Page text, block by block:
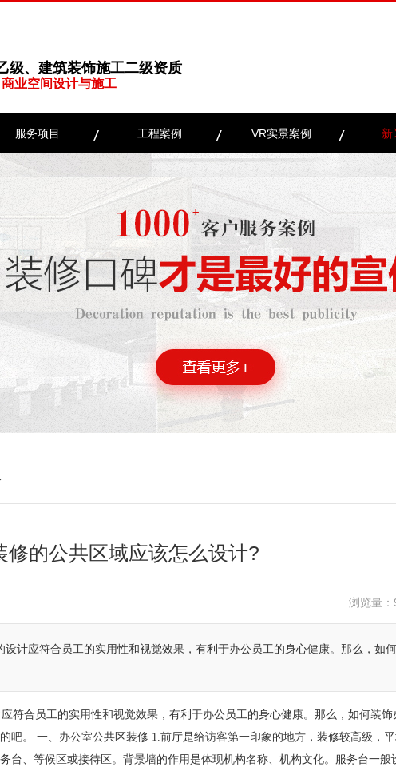
级、建筑装饰施工二级资质
业空间设计与施工
服务项目 工程案例 VR实景案例 新
修的公共区域应该怎么设计?
浏览量：
计应符合员工的实用性和视觉效果，有利于办公员工的身心健康。那么，如何
符合员工的实用性和视觉效果，有利于办公员工的身心健康。那么，如何装饰
吧。 一、办公室公共区装修 1.前厅是给访客第一印象的地方，装修较高级，
台、等候区或接待区。背景墙的作用是体现机构名称、机构文化。服务台一般